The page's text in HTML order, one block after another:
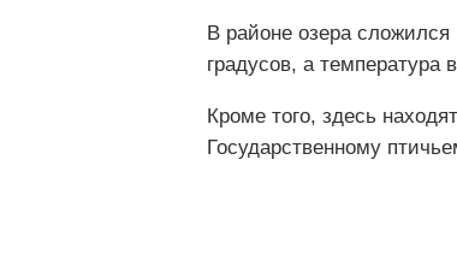
В районе озера
градусов, а температура
Кроме того, здесь
Государственному